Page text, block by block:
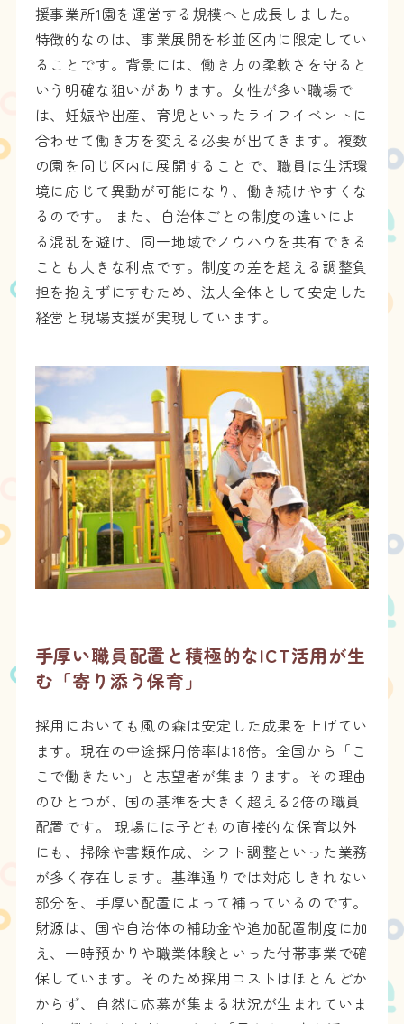
援事業所1園を運営する規模へと成長しました。
特徴的なのは、事業展開を杉並区内に限定してい
ることです。背景には、働き方の柔軟さを守ると
いう明確な狙いがあります。女性が多い職場で
は、妊娠や出産、育児といったライフイベントに
合わせて働き方を変える必要が出てきます。複数
の園を同じ区内に展開することで、職員は生活環
境に応じて異動が可能になり、働き続けやすくな
るのです。 また、自治体ごとの制度の違いによ
る混乱を避け、同一地域でノウハウを共有できる
ことも大きな利点です。制度の差を超える調整負
担を抱えずにすむため、法人全体として安定した
経営と現場支援が実現しています。
手厚い職員配置と積極的なICT活用が生
む「寄り添う保育」
採用においても風の森は安定した成果を上げてい
ます。現在の中途採用倍率は18倍。全国から「こ
こで働きたい」と志望者が集まります。その理由
のひとつが、国の基準を大きく超える2倍の職員
配置です。 現場には子どもの直接的な保育以外
にも、掃除や書類作成、シフト調整といった業務
が多く存在します。基準通りでは対応しきれない
部分を、手厚い配置によって補っているのです。
財源は、国や自治体の補助金や追加配置制度に加
え、一時預かりや職業体験といった付帯事業で確
保しています。そのため採用コストはほとんどか
からず、自然に応募が集まる状況が生まれていま